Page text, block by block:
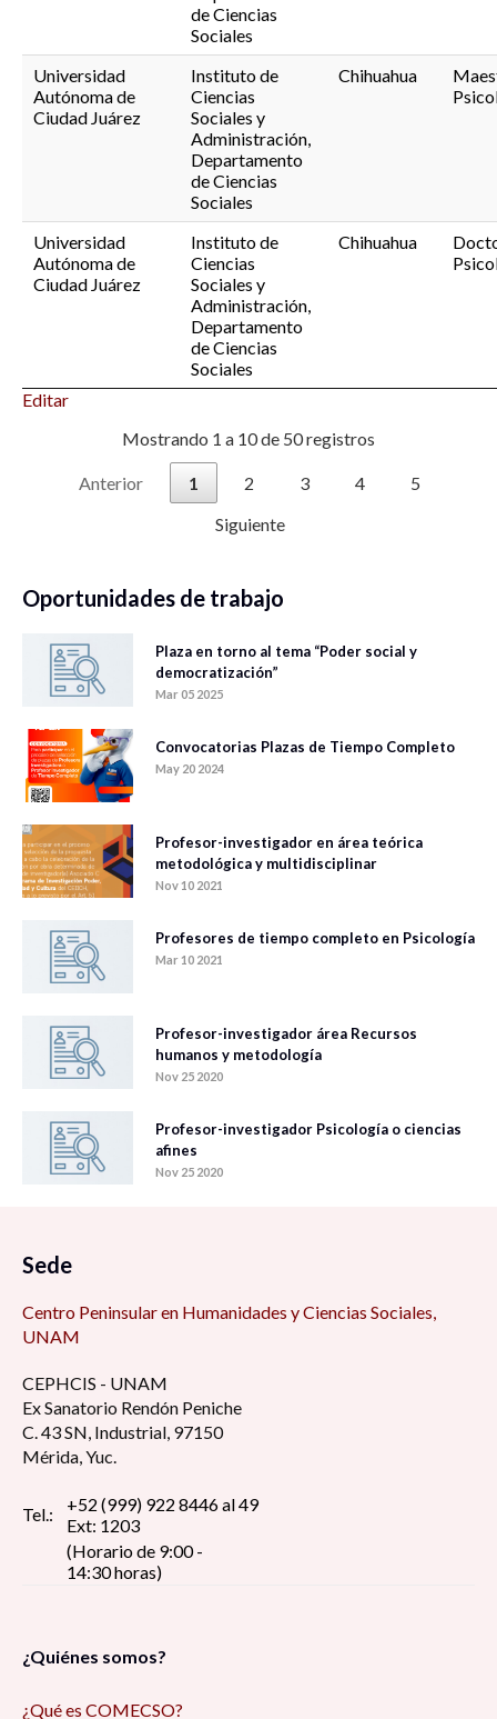
Editar
de Ciencias
Sociales
Universidad
Autónoma de
Ciudad Juárez
Instituto de
Ciencias
Sociales y
Administración,
Departamento
de Ciencias
Sociales
Chihuahua
Universidad
Autónoma de
Ciudad Juárez
Instituto de
Ciencias
Sociales y
Administración,
Departamento
de Ciencias
Sociales
Chihuahua
Mostrando 1 a 10 de 50 registros
Anterior 1 2 3 4
5
Siguiente
Oportunidades de trabajo
Plaza en torno al tema “Poder social y
democratización”
Mar 05 2025
Convocatorias Plazas de Tiempo Completo
May 20 2024
Profesor-investigador en área teórica
metodológica y multidisciplinar
Nov 10 2021
Profesores de tiempo completo en Psicología
Mar 10 2021
Profesor-investigador área Recursos
humanos y metodología
Nov 25 2020
Profesor-investigador Psicología o ciencias
afines
Nov 25 2020
Sede
Centro Peninsular en Humanidades y Ciencias Sociales,
UNAM
CEPHCIS - UNAM
Ex Sanatorio Rendón Peniche
C. 43 SN, Industrial, 97150
Mérida, Yuc.
Tel.:
+52 (999) 922 8446 al 49
Ext: 1203
(Horario de 9:00 -
14:30 horas)
¿Quiénes somos?
¿Qué es COMECSO?